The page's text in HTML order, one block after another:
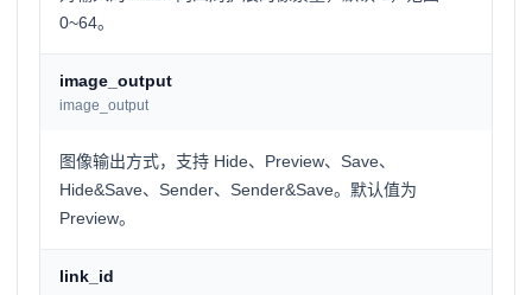
0~64。
image_output
image_output
图像输出方式，支持 Hide、Preview、Save、
Hide&Save、Sender、Sender&Save。默认值为
Preview。
link_id